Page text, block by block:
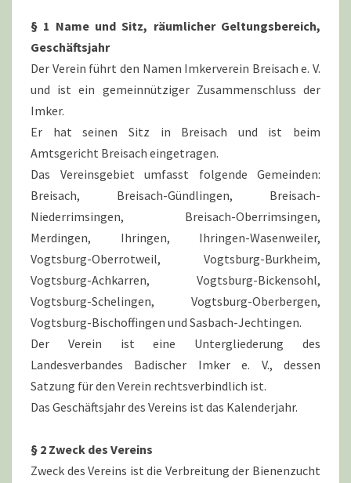
§ 1 Name und Sitz, räumlicher Geltungsbereich,
Geschäftsjahr
Der Verein führt den Namen Imkerverein Breisach e. V.
und ist ein gemeinnütziger Zusammenschluss der
Imker.
Er hat seinen Sitz in Breisach und ist beim
Amtsgericht Breisach eingetragen.
Das Vereinsgebiet umfasst folgende Gemeinden:
Breisach, Breisach-Gündlingen, Breisach-
Niederrimsingen, Breisach-Oberrimsingen,
Merdingen, Ihringen, Ihringen-Wasenweiler,
Vogtsburg-Oberrotweil, Vogtsburg-Burkheim,
Vogtsburg-Achkarren, Vogtsburg-Bickensohl,
Vogtsburg-Schelingen, Vogtsburg-Oberbergen,
Vogtsburg-Bischoffingen und Sasbach-Jechtingen.
Der Verein ist eine Untergliederung des
Landesverbandes Badischer Imker e. V., dessen
Satzung für den Verein rechtsverbindlich ist.
Das Geschäftsjahr des Vereins ist das Kalenderjahr.
§ 2 Zweck des Vereins
Zweck des Vereins ist die Verbreitung der Bienenzucht